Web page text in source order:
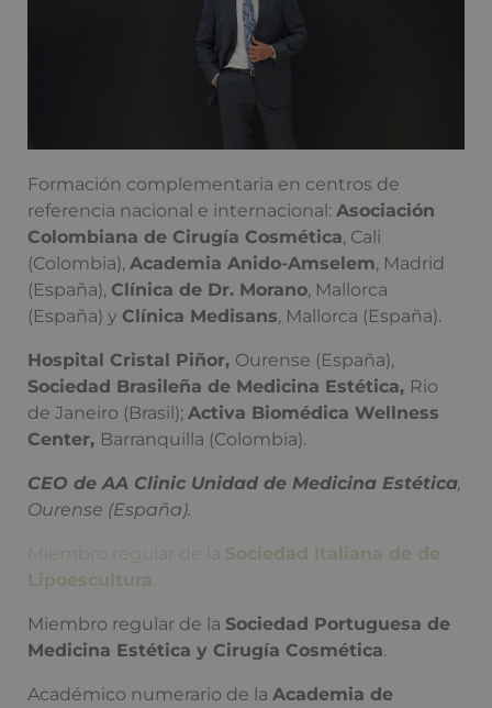
Formación complementaria en centros de
referencia nacional e internacional: Asociación
Colombiana de Cirugía Cosmética, Cali
(Colombia), Academia Anido-Amselem, Madrid
(España), Clínica de Dr. Morano, Mallorca
(España) y Clínica Medisans, Mallorca (España).
Hospital Cristal Piñor, Ourense (España),
Sociedad Brasileña de Medicina Estética, Rio
de Janeiro (Brasil); Activa Biomédica Wellness
Center, Barranquilla (Colombia).
CEO de AA Clinic Unidad de Medicina Estética,
Ourense (España).
Miembro regular de la Sociedad Italiana de de
Lipoescultura.
Miembro regular de la Sociedad Portuguesa de
Medicina Estética y Cirugía Cosmética.
Académico numerario de la Academia de